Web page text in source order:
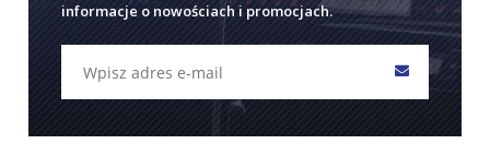
informacje o nowościach i promocjach.